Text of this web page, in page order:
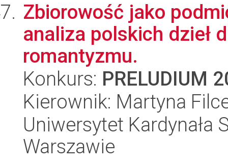
Zbiorowość jako
analiza polskich dzieł
romantyzmu.
Konkurs: PRELUDIUM
Kierownik: Martyna
Uniwersytet Kardynała
Warszawie